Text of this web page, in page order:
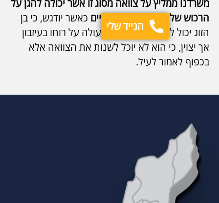
משרדנו ממליץ על צוואה מסוג זו אשר יכולה להגן על
הרכוש של בן הזוג שנותר בחיים כאשר יודגש, כי בן
הזוג יכול לעשות בחייו ככל העולה על רוחו בעיזבון
אך יצוין, כי הוא לא יוכל לשנות את הצוואה אלא
בכפוף לאמור לעיל.
הנייד שלי